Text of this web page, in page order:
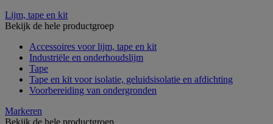
Lijm, tape en kit
Bekijk de hele productgroep
Accessoires voor lijm, tape en kit
Industriële en onderhoudslijm
Tape
Tape en kit voor isolatie, geluidsisolatie en afdichting
Voorbereiding van ondergronden
Markeren
Bekijk de hele productgroep